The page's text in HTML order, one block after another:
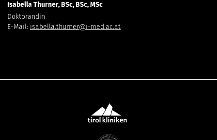
Isabella Thurner, BSc, BSc, MSc
Doktorandin
E-Mail: isabella.thurner@i-med.ac.at